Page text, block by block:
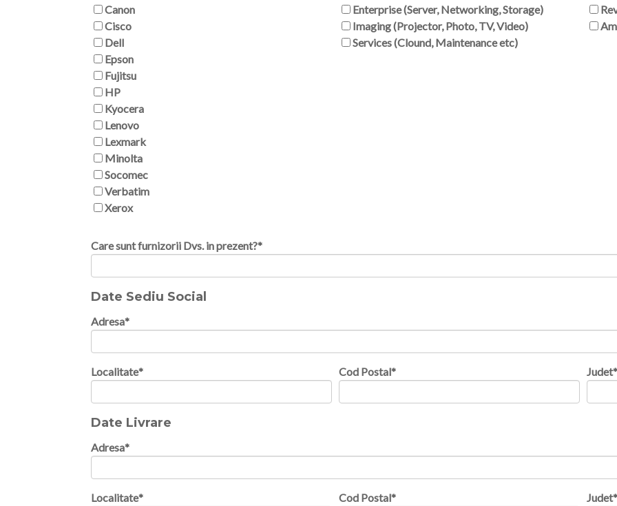
Canon
Cisco
Dell
Epson
Fujitsu
HP
Kyocera
Lenovo
Lexmark
Minolta
Socomec
Verbatim
Xerox
Enterprise (Server, Networking, Storage)
Imaging (Projector, Photo, TV, Video)
Services (Clound, Maintenance etc)
Care sunt furnizorii Dvs. in prezent?*
Date Sediu Social
Adresa*
Localitate* Cod Postal* Judet*
Date Livrare
Adresa*
Localitate* Cod Postal* Judet*